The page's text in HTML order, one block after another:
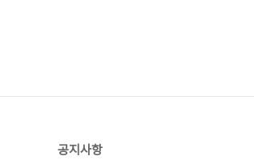
공지사항